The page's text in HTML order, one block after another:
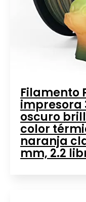
Filamento
impresora
oscuro
color
naranja
mm, 2.2